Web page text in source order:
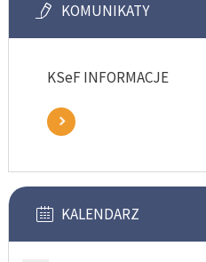
KOMUNIKATY
KSeF INFORMACJE
KALENDARZ